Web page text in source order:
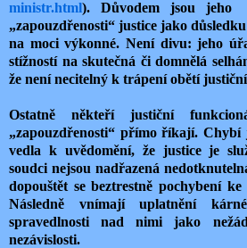
ministr.html). Důvodem jsou jeho
„zapouzdřenosti“ justice jako
na moci výkonné. Není divu: jeho
stížností na skutečná či domnělá
že není necitelný k trápení obětí
Ostatně někteří justiční
„zapouzdřenosti“ přímo říkají.
vedla k uvědomění, že justice je
soudci nejsou nadřazená
dopouštět se beztrestně pochybení
Následně vnímají uplatnění
spravedlnosti nad nimi jako
nezávislosti.